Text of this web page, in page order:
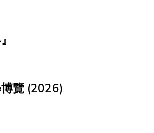
覽 (2026)